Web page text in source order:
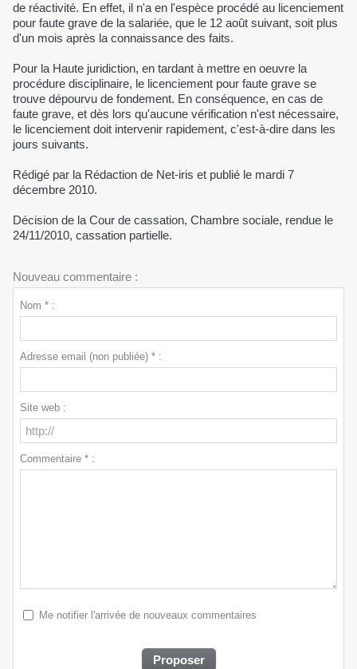
de réactivité. En effet, il n'a en l'espèce procédé au licenciement
pour faute grave de la salariée, que le 12 août suivant, soit plus
d'un mois après la connaissance des faits.
Pour la Haute juridiction, en tardant à mettre en oeuvre la
procédure disciplinaire, le licenciement pour faute grave se
trouve dépourvu de fondement. En conséquence, en cas de
faute grave, et dès lors qu'aucune vérification n'est nécessaire,
le licenciement doit intervenir rapidement, c'est-à-dire dans les
jours suivants.
Rédigé par la Rédaction de Net-iris et publié le mardi 7
décembre 2010.
Décision de la Cour de cassation, Chambre sociale, rendue le
24/11/2010, cassation partielle.
Nouveau commentaire :
Nom * :
Adresse email (non publiée) * :
Site web :
Commentaire * :
Me notifier l'arrivée de nouveaux commentaires